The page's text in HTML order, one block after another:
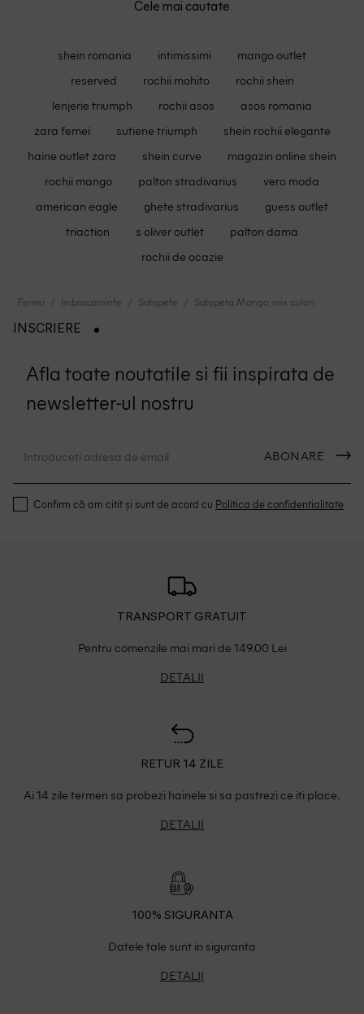
Cele mai cautate
shein romania intimissimi
mango outlet
reserved
rochii mohito
rochii shein
lenjerie triumph
rochii asos
asos romania
zara femei
sutiene triumph
shein rochii elegante
haine outlet zara
shein curve
magazin online shein
rochii mango
palton stradivarius
vero moda
american eagle
ghete stradivarius
guess outlet
triaction
s oliver outlet
palton dama
rochii de ocazie
Femei Imbracaminte Salopete Salopeta Mango, mix culori
INSCRIERE
Afla toate noutatile si fii inspirata de
newsletter-ul nostru
ABONARE
Confirm că am citit și sunt de acord cu Politica de confidentialitate
TRANSPORT GRATUIT
Pentru comenzile mai mari de 149.00 Lei
DETALII
RETUR 14 ZILE
Ai 14 zile termen sa probezi hainele si sa pastrezi ce iti place.
DETALII
100% SIGURANTA
Datele tale sunt in siguranta
DETALII